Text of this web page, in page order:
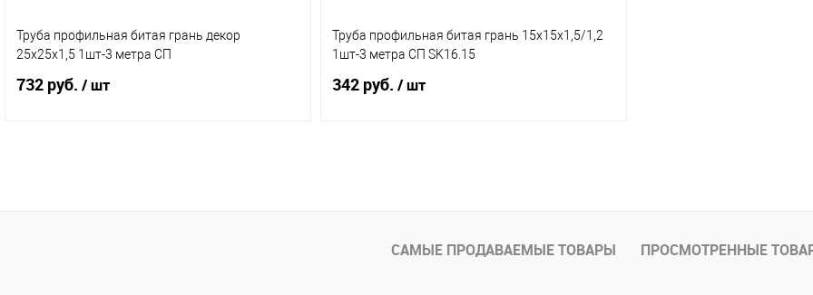
Труба профильная битая грань декор
25х25х1,5 1шт-3 метра СП
732 руб. / шт
Купить в 1 клик
Сравнение
Труба профильная битая грань 15х15х1,5/1,2
1шт-3 метра СП SK16.15
342 руб. / шт
Купить в 1 клик
Сравнение
(70)
САМЫЕ ПРОДАВАЕМЫЕ ТОВАРЫ ПРОСМОТРЕННЫЕ